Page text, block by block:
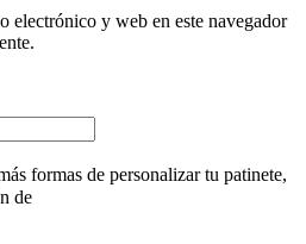
electrónico y web en este navegador
formas de personalizar tu patinete,
de